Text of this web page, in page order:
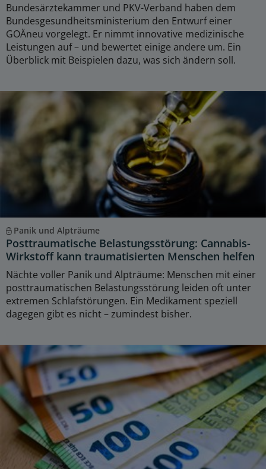
Bundesärztekammer und PKV-Verband haben dem
Bundesgesundheitsministerium den Entwurf einer
GOÄneu vorgelegt. Er nimmt innovative medizinische
Leistungen auf – und bewertet einige andere um. Ein
Überblick mit Beispielen dazu, was sich ändern soll.
Panik und Alpträume
Posttraumatische Belastungsstörung: Cannabis-
Wirkstoff kann traumatisierten Menschen helfen
Nächte voller Panik und Alpträume: Menschen mit einer
posttraumatischen Belastungsstörung leiden oft unter
extremen Schlafstörungen. Ein Medikament speziell
dagegen gibt es nicht – zumindest bisher.